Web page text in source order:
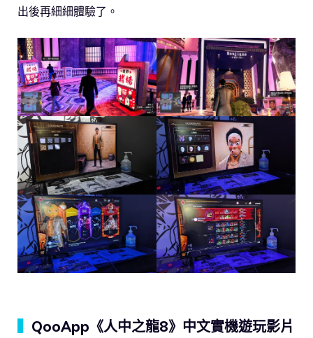
出後再細細體驗了。
QooApp《人中之龍8》中文實機遊玩影片